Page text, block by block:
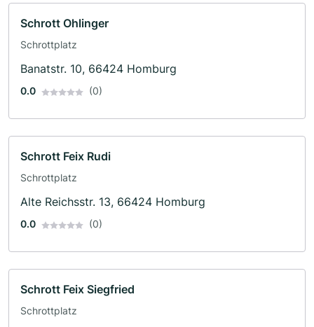
Schrott Ohlinger
Schrottplatz
Banatstr. 10, 66424 Homburg
0.0 (0)
Schrott Feix Rudi
Schrottplatz
Alte Reichsstr. 13, 66424 Homburg
0.0 (0)
Schrott Feix Siegfried
Schrottplatz